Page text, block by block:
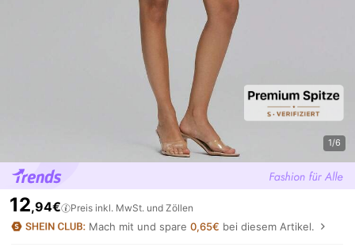
1/6
12,94€ Preis inkl. MwSt. und Zöllen
Mach mit und spare0,65€ bei diesem Artikel.